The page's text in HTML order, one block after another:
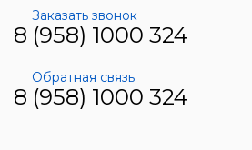
Заказать звонок
8 (958) 1000 324
Обратная связь
8 (958) 1000 324